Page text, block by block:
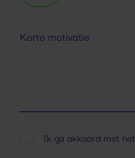
Ik ga akkoord met het